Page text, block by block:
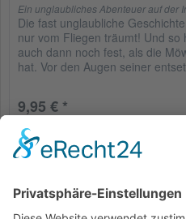
Ein unglaubliches Abenteuer auf der
Die fast unglaubliche
nur vom Fliegen träumt! Und so
auch dann noch fest, als die
hat. Vor den Augen seiner
9,95 € *
Merken
Service Hotline